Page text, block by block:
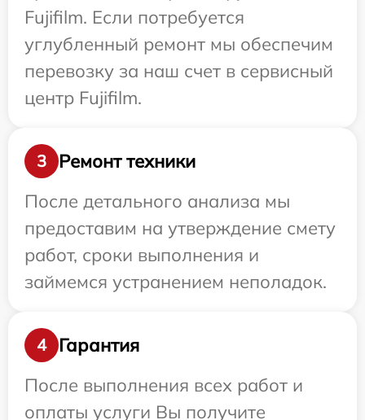
Fujifilm. Если потребуется
углубленный ремонт мы обеспечим
перевозку за наш счет в сервисный
центр Fujifilm.
3
Ремонт техники
После детального анализа мы
предоставим на утверждение смету
работ, сроки выполнения и
займемся устранением неполадок.
4
Гарантия
После выполнения всех работ и
оплаты услуги Вы получите